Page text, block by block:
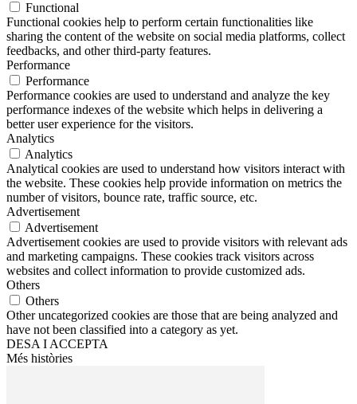
Functional
Functional cookies help to perform certain functionalities like
sharing the content of the website on social media platforms, collect
feedbacks, and other third-party features.
Performance
Performance
Performance cookies are used to understand and analyze the key
performance indexes of the website which helps in delivering a
better user experience for the visitors.
Analytics
Analytics
Analytical cookies are used to understand how visitors interact with
the website. These cookies help provide information on metrics the
number of visitors, bounce rate, traffic source, etc.
Advertisement
Advertisement
Advertisement cookies are used to provide visitors with relevant ads
and marketing campaigns. These cookies track visitors across
websites and collect information to provide customized ads.
Others
Others
Other uncategorized cookies are those that are being analyzed and
have not been classified into a category as yet.
DESA I ACCEPTA
Més històries